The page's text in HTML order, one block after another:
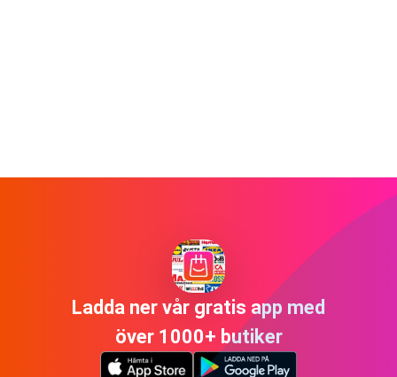
Ladda ner vår gratis app med
över 1000+ butiker